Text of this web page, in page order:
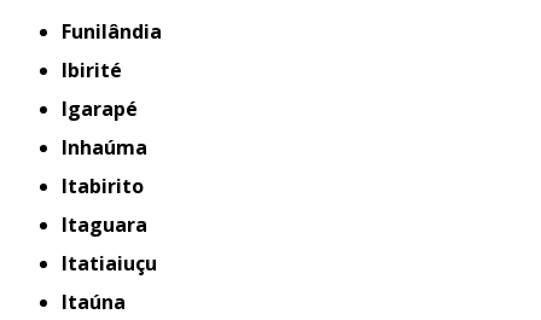
Funilândia
Ibirité
Igarapé
Inhaúma
Itabirito
Itaguara
Itatiaiuçu
Itaúna